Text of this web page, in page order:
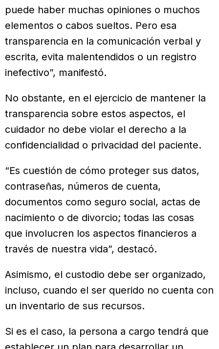
puede haber muchas opiniones o muchos
elementos o cabos sueltos. Pero esa
transparencia en la comunicación verbal y
escrita, evita malentendidos o un registro
inefectivo”, manifestó.
No obstante, en el ejercicio de mantener la
transparencia sobre estos aspectos, el
cuidador no debe violar el derecho a la
confidencialidad o privacidad del paciente.
“Es cuestión de cómo proteger sus datos,
contraseñas, números de cuenta,
documentos como seguro social, actas de
nacimiento o de divorcio; todas las cosas
que involucren los aspectos financieros a
través de nuestra vida”, destacó.
Asimismo, el custodio debe ser organizado,
incluso, cuando el ser querido no cuenta con
un inventario de sus recursos.
Si es el caso, la persona a cargo tendrá que